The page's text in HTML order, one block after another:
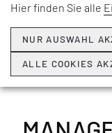
Hier finden Sie alle
NUR AUSWAHL
ALLE COOKIES